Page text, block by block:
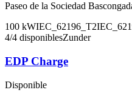
Paseo de la Sociedad
100 kWIEC_62196_T2
4/4 disponiblesZunder
EDP Charge
Disponible